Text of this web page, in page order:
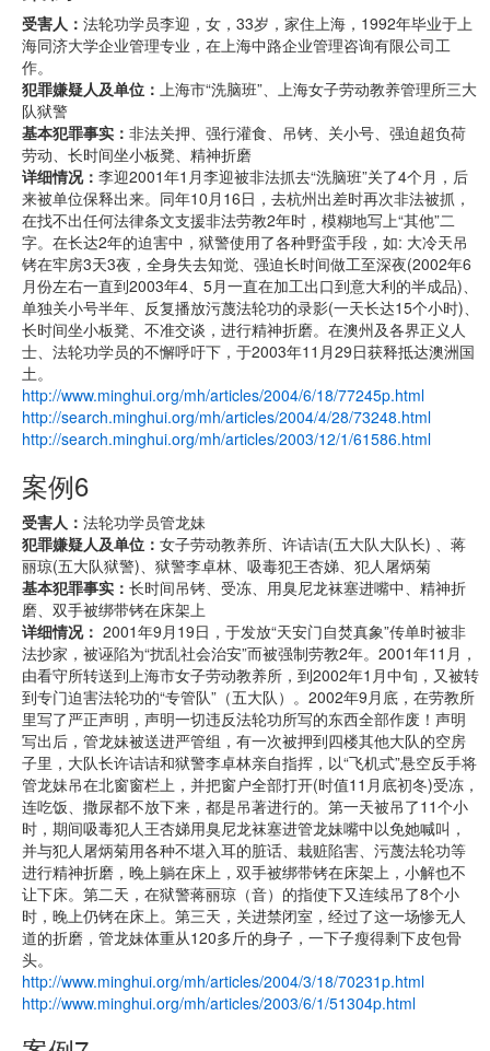
受害人： 法轮功学员李迎，女，33岁，家住上海，1992年毕业于上
海同济大学企业管理专业，在上海中路企业管理咨询有限公司工
作。
犯罪嫌疑人及单位： 上海市“洗脑班”、上海女子劳动教养管理所三大
队狱警
基本犯罪事实： 非法关押、强行灌食、吊铐、关小号、强迫超负荷
劳动、长时间坐小板凳、精神折磨
详细情况： 李迎2001年1月李迎被非法抓去“洗脑班”关了4个月，后
来被单位保释出来。同年10月16日，去杭州出差时再次非法被抓，
在找不出任何法律条文支援非法劳教2年时，模糊地写上“其他”二
字。在长达2年的迫害中，狱警使用了各种野蛮手段，如: 大冷天吊
铐在牢房3天3夜，全身失去知觉、强迫长时间做工至深夜(2002年6
月份左右一直到2003年4、5月一直在加工出口到意大利的半成品)、
单独关小号半年、反复播放污蔑法轮功的录影(一天长达15个小时)、
长时间坐小板凳、不准交谈，进行精神折磨。在澳州及各界正义人
士、法轮功学员的不懈呼吁下，于2003年11月29日获释抵达澳洲国
土。
http://www.minghui.org/mh/articles/2004/6/18/77245p.html
http://search.minghui.org/mh/articles/2004/4/28/73248.html
http://search.minghui.org/mh/articles/2003/12/1/61586.html
案例6
受害人： 法轮功学员管龙妹
犯罪嫌疑人及单位： 女子劳动教养所、许诘诘(五大队大队长) 、蒋
丽琼(五大队狱警)、狱警李卓林、吸毒犯王杏娣、犯人屠炳菊
基本犯罪事实： 长时间吊铐、受冻、用臭尼龙袜塞进嘴中、精神折
磨、双手被绑带铐在床架上
详细情况： 2001年9月19日，于发放“天安门自焚真象”传单时被非
法抄家，被诬陷为“扰乱社会治安”而被强制劳教2年。2001年11月，
由看守所转送到上海市女子劳动教养所，到2002年1月中旬，又被转
到专门迫害法轮功的“专管队”（五大队）。2002年9月底，在劳教所
里写了严正声明，声明一切违反法轮功所写的东西全部作废！声明
写出后，管龙妹被送进严管组，有一次被押到四楼其他大队的空房
子里，大队长许诘诘和狱警李卓林亲自指挥，以“飞机式”悬空反手将
管龙妹吊在北窗窗栏上，并把窗户全部打开(时值11月底初冬)受冻，
连吃饭、撒尿都不放下来，都是吊著进行的。第一天被吊了11个小
时，期间吸毒犯人王杏娣用臭尼龙袜塞进管龙妹嘴中以免她喊叫，
并与犯人屠炳菊用各种不堪入耳的脏话、栽赃陷害、污蔑法轮功等
进行精神折磨，晚上躺在床上，双手被绑带铐在床架上，小解也不
让下床。第二天，在狱警蒋丽琼（音）的指使下又连续吊了8个小
时，晚上仍铐在床上。第三天，关进禁闭室，经过了这一场惨无人
道的折磨，管龙妹体重从120多斤的身子，一下子瘦得剩下皮包骨
头。
http://www.minghui.org/mh/articles/2004/3/18/70231p.html
http://www.minghui.org/mh/articles/2003/6/1/51304p.html